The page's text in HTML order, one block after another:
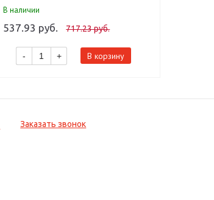
В наличии
537.93 руб. 717.23 руб.
- + В корзину
Заказать звонок